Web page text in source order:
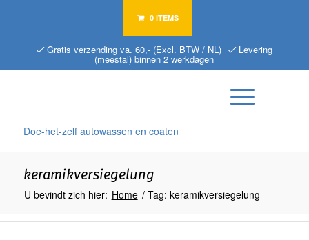
0 ITEMS
Gratis verzending va. 60,- (Excl. BTW / NL) Levering
(meestal) binnen 2 werkdagen
Doe-het-zelf autowassen en coaten
keramikversiegelung
U bevindt zich hier: Home / Tag: keramikversiegelung